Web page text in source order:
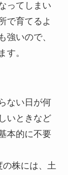
ってしまい
で育てるよ
強いので、
す。
ない日が何
いときなど
本的に不要
株には、土